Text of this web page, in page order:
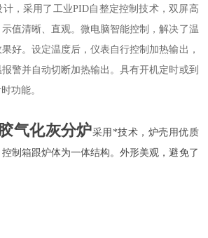
计，采用了工业PID自整定控制技术，双屏高
值清晰、直观。微电脑智能控制，解决了温
好。设定温度后，仪表自行控制加热输出，
警并自动切断加热输出。具有开机定时或到
功能。
气化灰分炉采用*技术，炉壳用优质
制箱跟炉体为一体结构。外形美观，避免了